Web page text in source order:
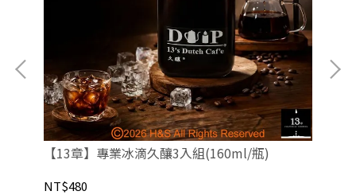
【13章】專業冰滴久釀3入組(160ml/瓶)
NT$480